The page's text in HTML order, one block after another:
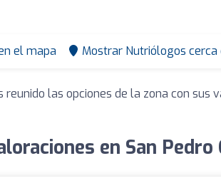
el mapa Mostrar Nutriólogos cerca
reunido las opciones de la zona con sus
en San Pedro